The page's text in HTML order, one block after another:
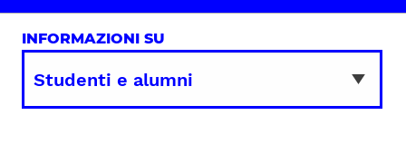
INFORMAZIONI SU